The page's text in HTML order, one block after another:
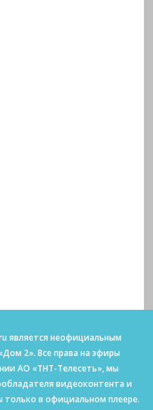
является неофициальным
2». Все права на эфиры
АО «ТНТ-Телесеть», мы
видеоконтента и
в официальном плеере.